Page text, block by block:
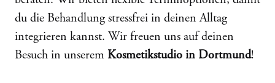
du die Behandlung stressfrei in deinen Alltag
integrieren kannst. Wir freuen uns auf deinen
Besuch in unserem Kosmetikstudio in Dortmund!